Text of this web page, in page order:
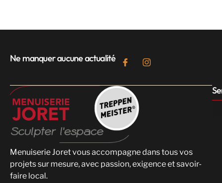
Ne manquer aucune actualité
Menuiserie Joret vous accompagne dans tous vos
projets sur mesure, avec passion, exigence et savoir-
faire local.